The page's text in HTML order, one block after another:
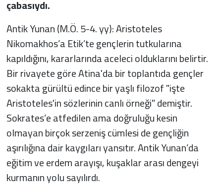
çabasıydı.
Antik Yunan (M.Ö. 5-4. yy): Aristoteles
Nikomakhos’a Etik’te gençlerin tutkularına
kapıldığını, kararlarında aceleci olduklarını belirtir.
Bir rivayete göre Atina'da bir toplantıda gençler
sokakta gürültü edince bir yaşlı filozof "işte
Aristoteles'in sözlerinin canlı örneği" demiştir.
Sokrates’e atfedilen ama doğruluğu kesin
olmayan birçok serzeniş cümlesi de gençliğin
aşırılığına dair kaygıları yansıtır. Antik Yunan’da
eğitim ve erdem arayışı, kuşaklar arası dengeyi
kurmanın yolu sayılırdı.